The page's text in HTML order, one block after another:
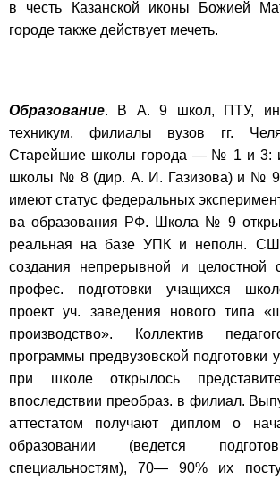
в честь Казанской иконы Божией
городе также действует мечеть.
Образование. В А. 9 школ, ПТУ,
техникум, филиалы вузов гг.
Старейшие школы города — № 1 и 3:
школы № 8 (дир. А. И. Газизова) и № 9
имеют статус федеральных
ва образования РФ. Школа № 9
реальная на базе УПК и неполн.
создания непрерывной и целостной
профес. подготовки учащихся
проект уч. заведения нового
производство». Коллектив
программы предвузовской подготовки
при школе открылось
впоследствии преобраз. в филиал.
аттестатом получают диплом о
образовании (ведется
специальностям), 70— 90% их